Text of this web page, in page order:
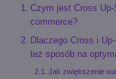
Czym jest Cross
commerce?
Dlaczego Cross i
też sposób na
Jak zwiększenie